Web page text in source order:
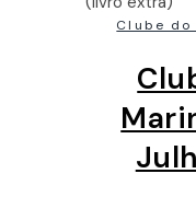
Clube do